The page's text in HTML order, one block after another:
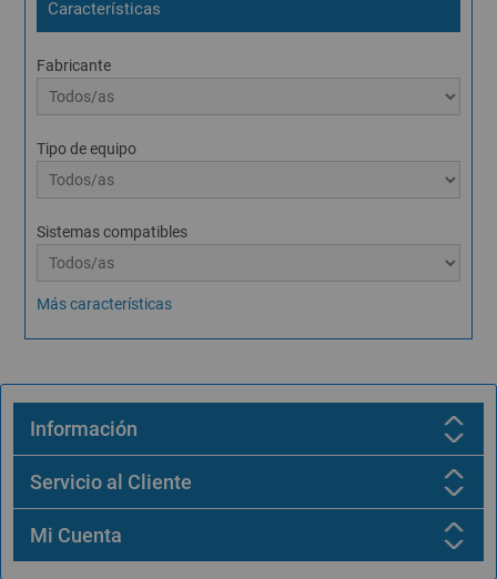
Características
Fabricante
Tipo de equipo
Sistemas compatibles
Más características
Información
Servicio al Cliente
Mi Cuenta